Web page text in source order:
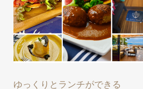
ゆっくりとランチができる